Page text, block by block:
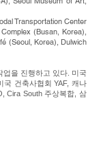
Transportation Center
(Busan, Korea),
(Seoul, Korea), Dulwich
을 진행하고 있다. 미국
국 건축사협회 YAF, 캐나
Cira South 주상복합, 삼